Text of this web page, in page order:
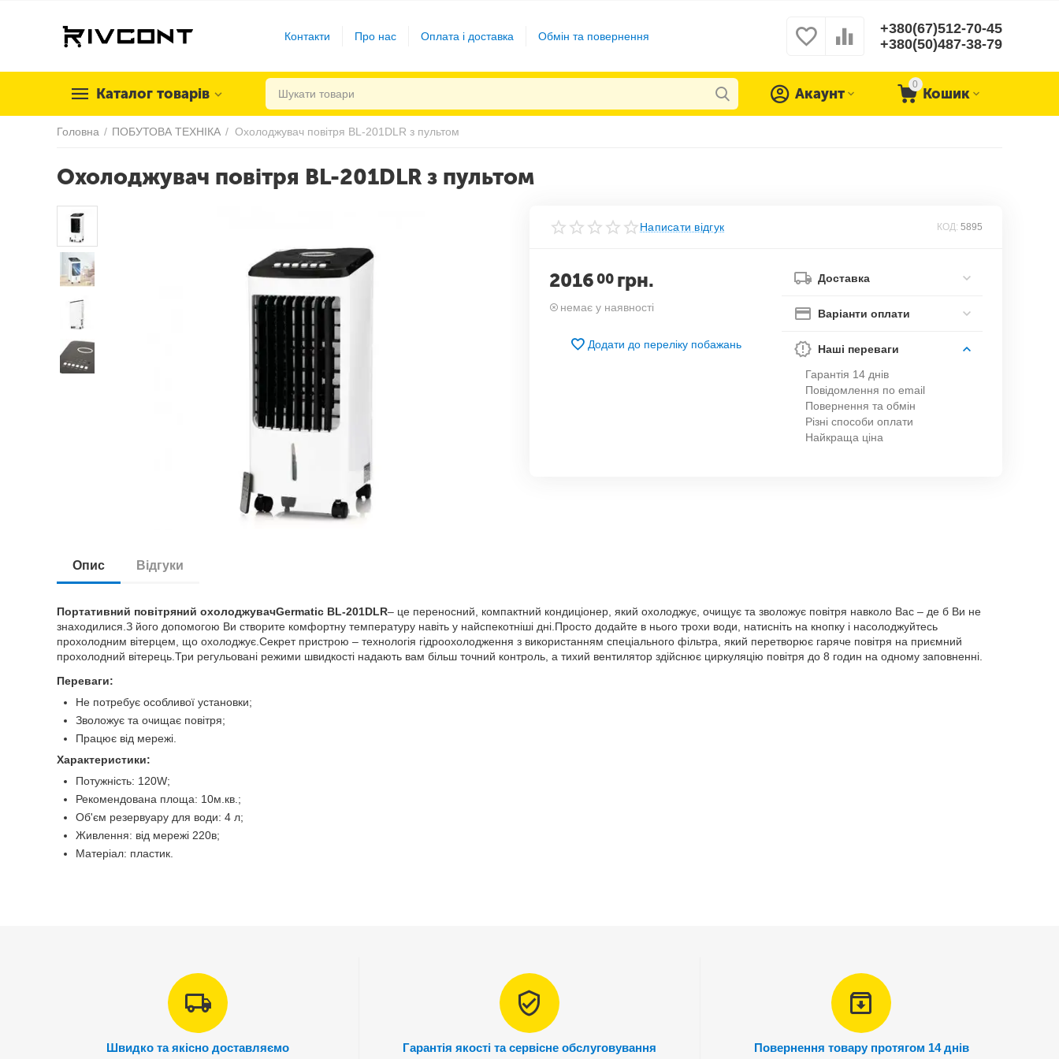
Контакти Про нас Оплата і доставка Обмін та повернення
+380(67)512-70-45
+380(50)487-38-79
Каталог товарів
0
Кошик
Акаунт
Головна / ПОБУТОВА ТЕХНІКА / Охолоджувач повітря BL-201DLR з пультом
Охолоджувач повітря BL-201DLR з пультом
Написати відгук КОД: 5895
2016 00 грн.
немає у наявності
Додати до переліку побажань
Доставка
Варіанти оплати
Наші переваги
Гарантія 14 днів
Повідомлення по email
Повернення та обмін
Різні способи оплати
Найкраща ціна
Опис Відгуки
Портативний повітряний охолоджувачGermatic BL-201DLR– це переносний, компактний кондиціонер, який охолоджує, очищує та зволожує повітря навколо Вас – де б Ви не
знаходилися.З його допомогою Ви створите комфортну температуру навіть у найспекотніші дні.Просто додайте в нього трохи води, натисніть на кнопку і насолоджуйтесь
прохолодним вітерцем, що охолоджує.Секрет пристрою – технологія гідроохолодження з використанням спеціального фільтра, який перетворює гаряче повітря на приємний
прохолодний вітерець.Три регульовані режими швидкості надають вам більш точний контроль, а тихий вентилятор здійснює циркуляцію повітря до 8 годин на одному заповненні.
Переваги:
Не потребує особливої ​​установки;
Зволожує та очищає повітря;
Працює від мережі.
Характеристики:
Потужність: 120W;
Рекомендована площа: 10м.кв.;
Об'єм резервуару для води: 4 л;
Живлення: від мережі 220в;
Матеріал: пластик.
Швидко та якісно доставляємо Гарантія якості та сервісне обслуговування Повернення товару протягом 14 днів